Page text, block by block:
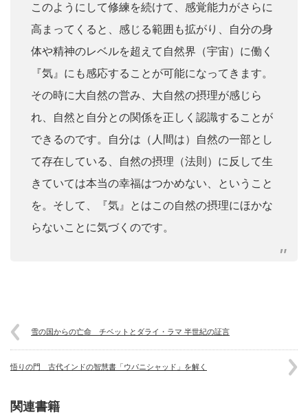
このようにして修練を続けて、感覚能力がさらに
高まってくると、感じる範囲も拡がり、自分の身
体や精神のレベルを超えて自然界（宇宙）に働く
『気』にも感応することが可能になってきます。
その時に大自然の営み、大自然の摂理が感じら
れ、自然と自分との関係を正しく認識することが
できるのです。自分は（人間は）自然の一部とし
て存在している、自然の摂理（法則）に反して生
きていては本当の幸福はつかめない、ということ
を。そして、『気』とはこの自然の摂理にほかな
らないことに気づくのです。
雪の国からの亡命 チベットとダライ・ラマ 半世紀の証言
悟りの門 古代インドの智慧書「ウパニシャッド」を解く
関連書籍